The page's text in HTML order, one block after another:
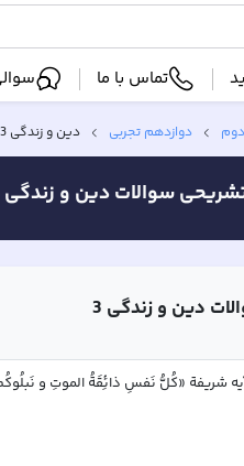
تماس با ما
دوازدهم تجربی دین و زندگی 3
سوالاتدین و زندگی 3 -
دین و زندگی 3
شریفة «كُلُّ نَفسِ ذائِقَةُ الموتِ و نَبلُوكُم